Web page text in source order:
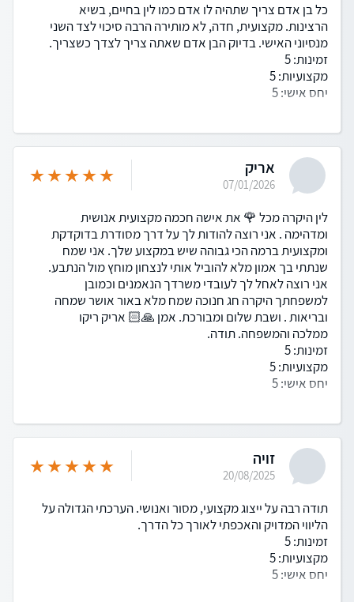
כל בן אדם צריך שתהיה לו אדם כמו לין בחיים, בשיא
הרצינות. מקצועית, חדה, לא מותירה הרבה סיכוי לצד השני
מנסיוני האישי. בדיוק הבן אדם שאתה צריך לצדך כשצריך.
זמינות: 5
מקצועיות: 5
יחס אישי: 5
אריק
07/01/2026
לין היקרה מכל 🌹 את אישה חכמה מקצועית אנושית
ומדהימה . אני רוצה להודות לך על דרך מסודרת בדוקדקת
ומקצועית ברמה הכי גבוהה שיש במקצוע שלך. אני שמח
שנתתי בך אמון מלא להוביל אותי לנצחון מוחץ מול הנתבע.
אני רוצה לאחל לך לעובדי משרדך הנאמנים וכמובן
למשפחתך היקרה חג חנוכה שמח מלא באור אושר שמחה
ובריאות . ושבת שלום ומבורכת. אמן 🙏🏻 אריק ריקו
ממלכה והמשפחה. תודה.
זמינות: 5
מקצועיות: 5
יחס אישי: 5
זויה
20/08/2025
תודה רבה על ייצוג מקצועי, מסור ואנושי. הערכתי הגדולה על
הליווי המדויק והאכפתי לאורך כל הדרך.
זמינות: 5
מקצועיות: 5
יחס אישי: 5